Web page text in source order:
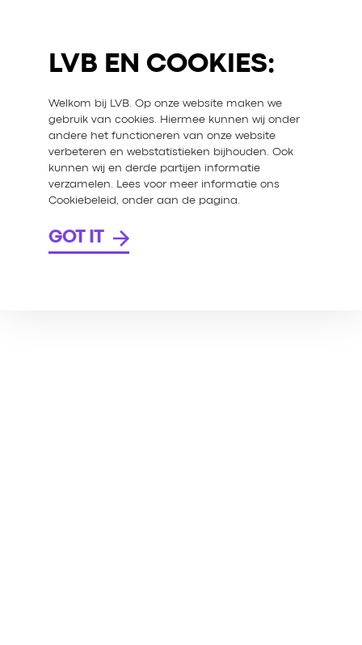
LVB EN COOKIES:
Welkom bij LVB. Op onze website maken we
gebruik van cookies. Hiermee kunnen wij onder
andere het functioneren van onze website
verbeteren en webstatistieken bijhouden. Ook
kunnen wij en derde partijen informatie
verzamelen. Lees voor meer informatie ons
Cookiebeleid, onder aan de pagina.
GOT IT